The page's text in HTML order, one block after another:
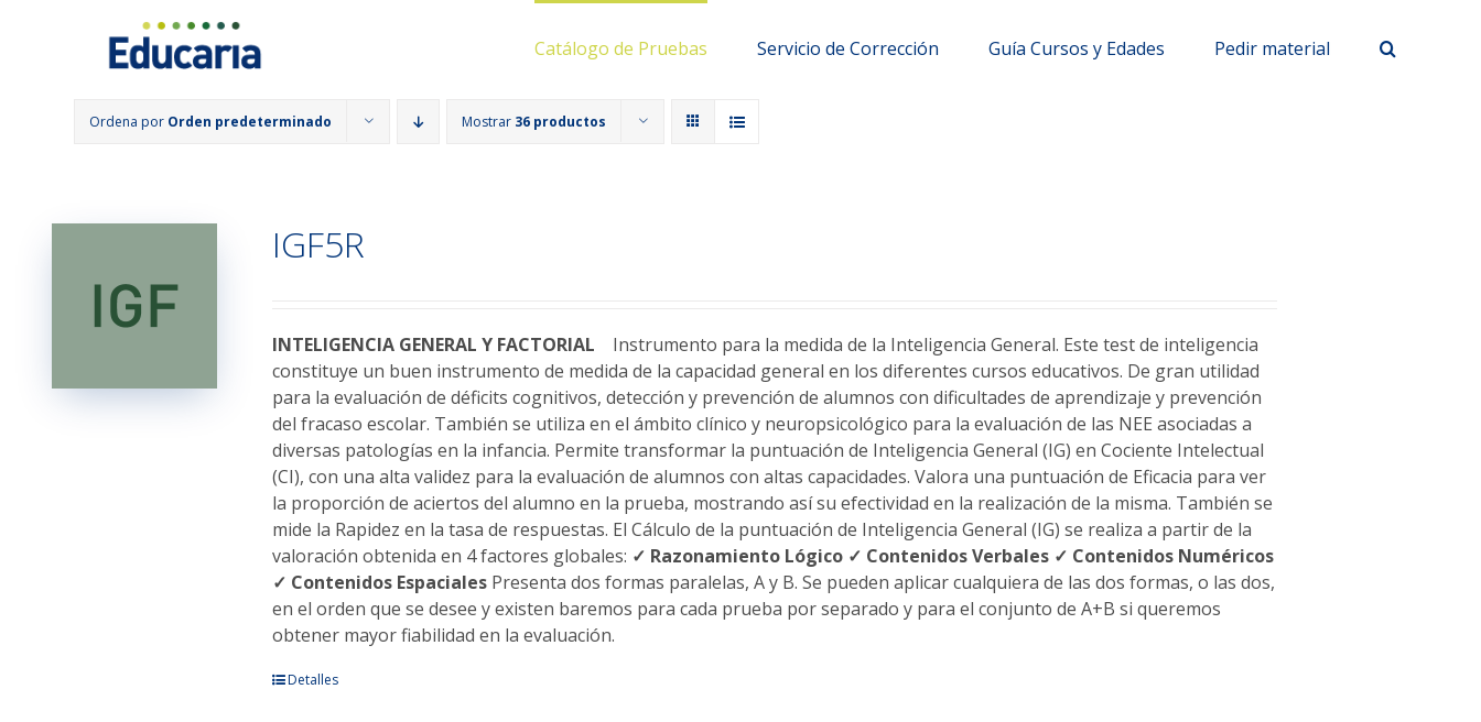
Catálogo de Pruebas Servicio de Corrección Guía Cursos y Edades Pedir material
Ordena por Orden predeterminado Mostrar 36 productos
IGF5R
INTELIGENCIA GENERAL Y FACTORIAL Instrumento para la medida de la Inteligencia General. Este test de inteligencia
constituye un buen instrumento de medida de la capacidad general en los diferentes cursos educativos. De gran utilidad
para la evaluación de déficits cognitivos, detección y prevención de alumnos con dificultades de aprendizaje y prevención
del fracaso escolar. También se utiliza en el ámbito clínico y neuropsicológico para la evaluación de las NEE asociadas a
diversas patologías en la infancia. Permite transformar la puntuación de Inteligencia General (IG) en Cociente Intelectual
(CI), con una alta validez para la evaluación de alumnos con altas capacidades. Valora una puntuación de Eficacia para ver
la proporción de aciertos del alumno en la prueba, mostrando así su efectividad en la realización de la misma. También se
mide la Rapidez en la tasa de respuestas. El Cálculo de la puntuación de Inteligencia General (IG) se realiza a partir de la
valoración obtenida en 4 factores globales: ✓ Razonamiento Lógico ✓ Contenidos Verbales ✓ Contenidos Numéricos
✓ Contenidos Espaciales Presenta dos formas paralelas, A y B. Se pueden aplicar cualquiera de las dos formas, o las dos,
en el orden que se desee y existen baremos para cada prueba por separado y para el conjunto de A+B si queremos
obtener mayor fiabilidad en la evaluación.
EsteDetalles